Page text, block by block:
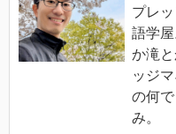
プレ
語学
か滝
ッジ
の何
み。